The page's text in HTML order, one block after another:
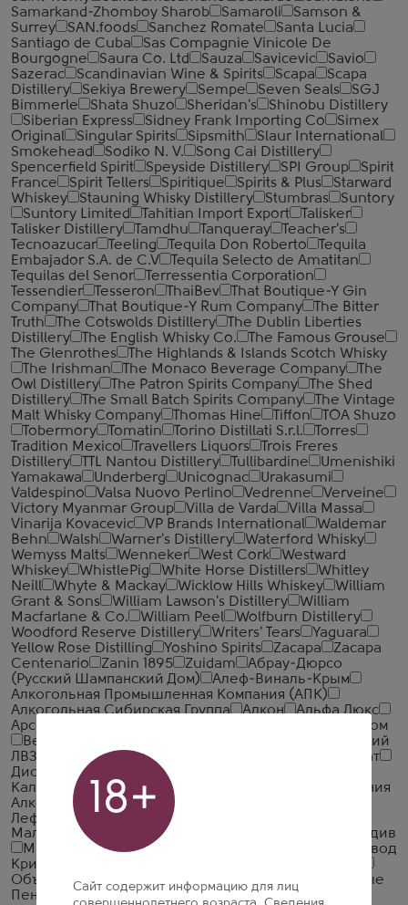
Samarkand-Zhomboy Sharob
Samaroli
Samson &
Surrey
SAN.foods Sanchez Romate
Santa Lucia
Santiago de Cuba
Sas Compagnie Vinicole De
Bourgogne
Saura Co. Ltd Sauza Savicevic
Savio
Sazerac
Scandinavian Wine & Spirits Scapa
Scapa
Distillery
Sekiya Brewery Sempe Seven Seals
SGJ
Bimmerle
Shata Shuzo Sheridan's
Shinobu Distillery
Siberian Express
Sidney Frank Importing Co
Simex
Original
Singular Spirits Sipsmith
Slaur International
Smokehead
Sodiko N. V.
Song Cai Distillery
Spencerfield Spirit
Speyside Distillery SPI Group
Spirit
France
Spirit Tellers Spiritique Spirits & Plus
Starward
Whiskey
Stauning Whisky Distillery Stumbras
Suntory
Suntory Limited
Tahitian Import Export
Talisker
Talisker Distillery
Tamdhu Tanqueray
Teacher's
Tecnoazucar
Teeling Tequila Don Roberto
Tequila
Embajador S.A. de C.V
Tequila Selecto de Amatitan
Tequilas del Senor
Terressentia Corporation
Tessendier
Tesseron ThaiBev
That Boutique-Y Gin
Company
That Boutique-Y Rum Company
The Bitter
Truth
The Cotswolds Distillery
The Dublin Liberties
Distillery
The English Whisky Co.
The Famous Grouse
The Glenrothes
The Highlands & Islands Scotch Whisky
The Irishman
The Monaco Beverage Company
The
Owl Distillery
The Patron Spirits Company
The Shed
Distillery
The Small Batch Spirits Company
The Vintage
Malt Whisky Company
Thomas Hine Tiffon
TOA Shuzo
Tobermory
Tomatin Torino Distillati S.r.l.
Torres
Tradition Mexico
Travellers Liquors
Trois Freres
Distillery
TTL Nantou Distillery Tullibardine
Umenishiki
Yamakawa
Underberg Unicognac
Urakasumi
Valdespino
Valsa Nuovo Perlino Vedrenne
Verveine
Victory Myanmar Group
Villa de Varda
Villa Massa
Vinarija Kovacevic
VP Brands International
Waldemar
Behn
Walsh Warner's Distillery
Waterford Whisky
Wemyss Malts
Wenneker West Cork
Westward
Whiskey
WhistlePig White Horse Distillers
Whitley
Neill
Whyte & Mackay Wicklow Hills Whiskey
William
Grant & Sons
William Lawson's Distillery
William
Macfarlane & Co.
William Peel
Wolfburn Distillery
Woodford Reserve Distillery
Writers' Tears
Yaguara
Yellow Rose Distilling
Yoshino Spirits Zacapa
Zacapa
Centenario
Zanin 1895 Zuidam
Абрау-Дюрсо
(Русский Шампанский Дом)
Алеф-Виналь-Крым
Алкогольная Промышленная Компания (АПК)
Алкогольная Сибирская Группа
Алкон
Альфа Люкс
Арсенал Вин
БрянскСпиртПром
Великоустюгский ЛВЗ
Глазовский
ЛВЗ
Грейн Алко
Дербентский коньячный комбинат
Дионис
Итар Глобал
Калужский Кристалл
КВС
Компания
Алкогольных Напитков Алаверди
Лефортово ГК
Ладога
Малиновщизненский Спиртоводочный Завод Аквадив
Минский завод виноградных вин
Московский завод
Кристалл
Объединенная Водочная Компания
Объединенные
Пензенские Водочные Заводы
Озерский
18+
Сайт содержит информацию для лиц